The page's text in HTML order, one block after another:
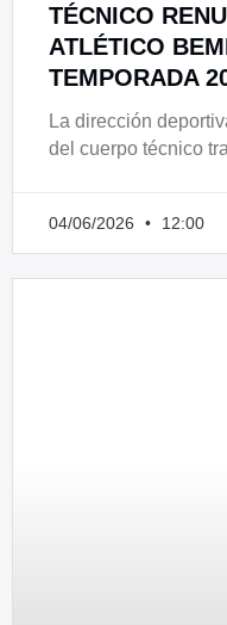
TÉCNICO
ATLÉTICO
TEMPORADA
La dirección
del cuerpo técnico
04/06/2026 12:00